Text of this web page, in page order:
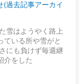
(過去記事アーカイ
雪はようやく路上
ている所や雪がと
にも負けず毎週継
介をした